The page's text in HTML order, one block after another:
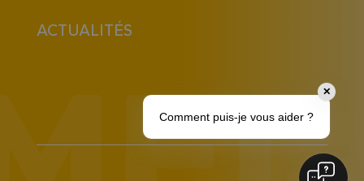
ACTUALITÉS
✕
Comment puis-je vous aider ?